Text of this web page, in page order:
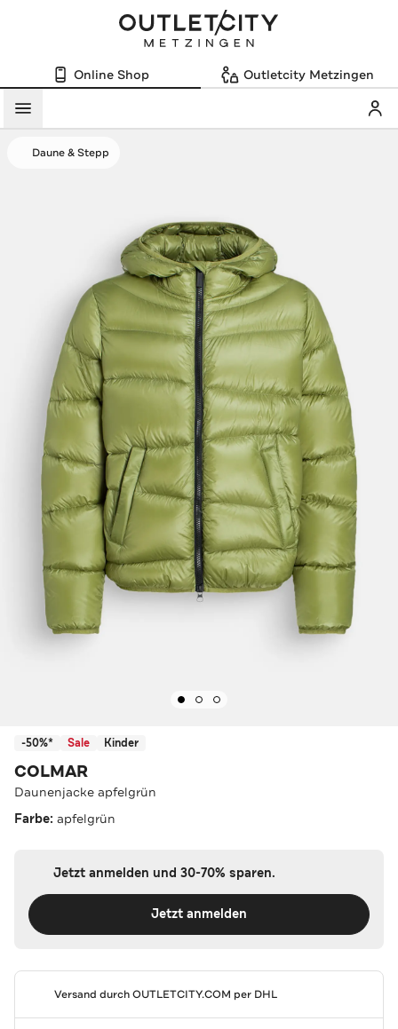
Online Shop Outletcity Metzingen
Menü
Daune & Stepp
-50%* Sale Kinder
COLMAR
Daunenjacke apfelgrün
Farbe: apfelgrün
Jetzt anmelden und 30-70% sparen.
Jetzt anmelden
Versand durchOUTLETCITY.COM per DHL